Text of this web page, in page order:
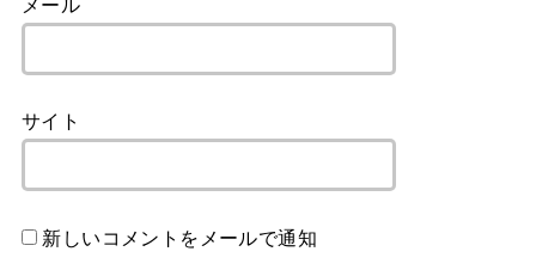
メール
サイト
新しいコメントをメールで通知